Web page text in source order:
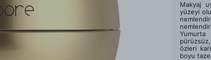
Makyaj
yüzeyi
özleri
boyu